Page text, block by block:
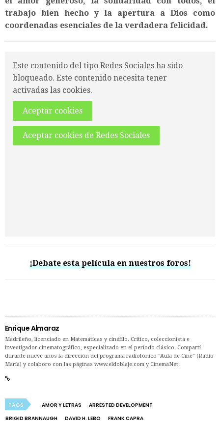
trabajo bien hecho y la apertura a Dios como
coordenadas esenciales de la verdadera felicidad.
Este contenido del tipo Redes Sociales ha sido
bloqueado. Este contenido necesita tener
activadas las cookies.
Aceptar cookies
Aceptar cookies de Redes Sociales
¡Debate esta película en nuestros foros!
Enrique Almaraz
Madrileño, licenciado en Matemáticas y cinéfilo. Crítico, coleccionista e
investigador cinematográfico, especializado en el período clásico. Compartí
durante nueve años la dirección del programa radiofónico “Aula de Cine” (Radio
María) y colaboro con las páginas www.eldoblaje.com y CinemaNet.
TAGS AMOR Y LETRAS
ARRESTED DEVELOPMENT
BRIGID BRANNAUGH
DAVID H. LEBO
FRANK CAPRA